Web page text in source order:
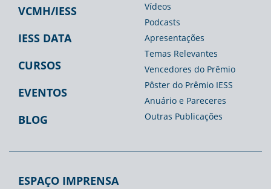
VCMH/IESS
IESS DATA
CURSOS
EVENTOS
BLOG
Vídeos
Podcasts
Apresentações
Temas Relevantes
Vencedores do Prêmio
Pôster do Prêmio IESS
Anuário e Pareceres
Outras Publicações
ESPAÇO IMPRENSA